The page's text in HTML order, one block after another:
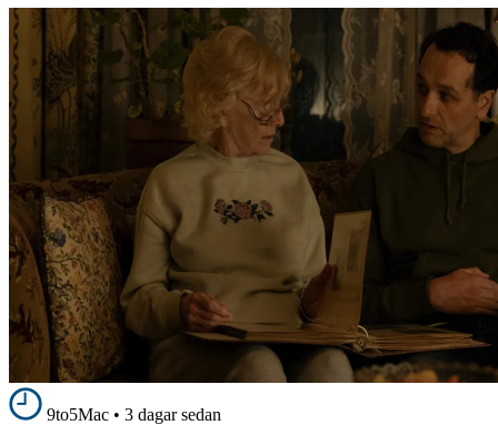
9to5Mac • 3 dagar sedan